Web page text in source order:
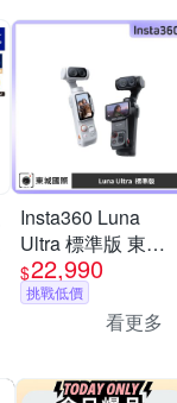
Insta360 Luna
Ultra 標準版 東城
代理商公司貨
$22,990
挑戰低價
看更多